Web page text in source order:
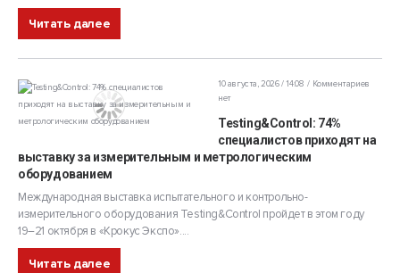
Читать далее
10 августа, 2026 / 14:08
Комментариев
нет
Testing&Control: 74%
специалистов приходят на
выставку за измерительным и метрологическим
оборудованием
Международная выставка испытательного и контрольно-
измерительного оборудования Testing&Control пройдет в этом году
19–21 октября в «Крокус Экспо»....
Читать далее